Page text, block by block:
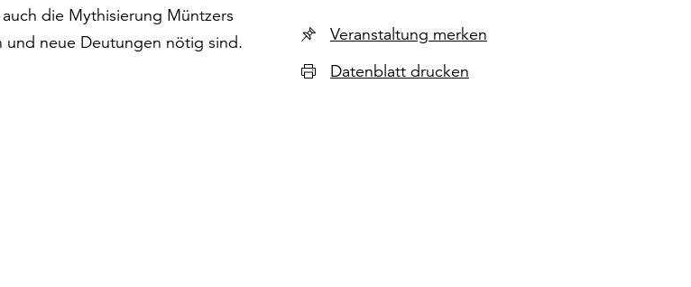
die Mythisierung Müntzers
neue Deutungen nötig sind.
Veranstaltung merken
Datenblatt drucken